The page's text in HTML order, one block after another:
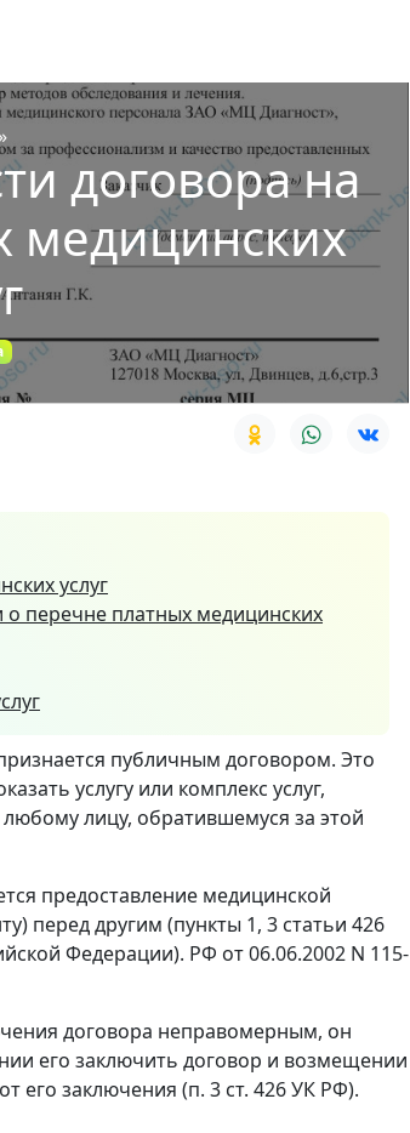
»
договора на
медицинских
услуг
перечне платных медицинских
публичным договором. Это
услугу или комплекс услуг,
лицу, обратившемуся за этой
предоставление медицинской
перед другим (пункты 1, 3 статьи 426
Федерации). РФ от 06.06.2002 N 115-
договора неправомерным, он
его заключить договор и возмещении
его заключения (п. 3 ст. 426 УК РФ).